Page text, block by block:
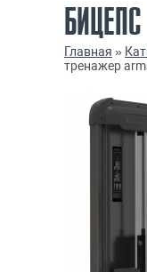
Главная »
тренажер